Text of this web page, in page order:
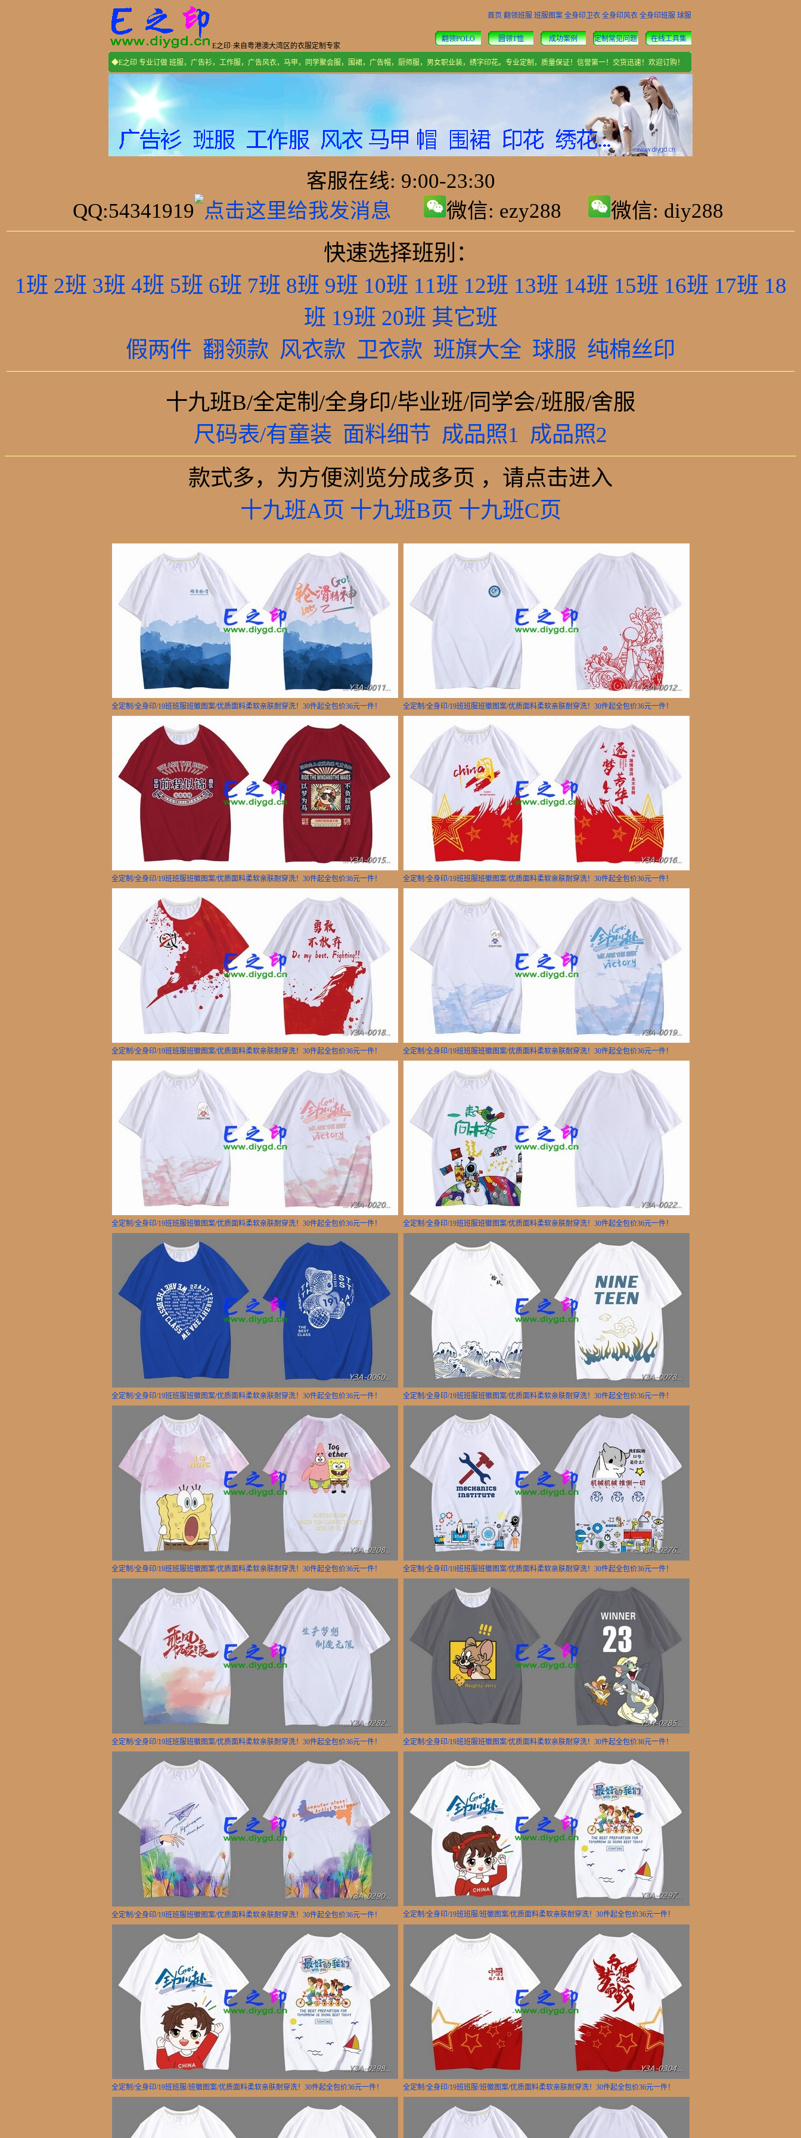
E之印·来自粤港澳大湾区的衣服定制专家
首页 翻领班服 班服图案 全身印卫衣 全身印风衣 全身印班服 球服
翻领POLO 圆领T恤 成功案例 定制常见问题 在线工具集
◆E之印 专业订做 班服，广告衫，工作服，广告风衣，马甲，同学聚会服，围裙，广告帽，厨师服，男女职业装，绣字印花。专业定制，质量保证！信誉第一！交货迅速！欢迎订购！
客服在线: 9:00-23:30
QQ:54341919
微信: ezy288 微信: diy288
快速选择班别：
1班 2班 3班 4班 5班 6班 7班 8班 9班 10班 11班 12班 13班 14班 15班 16班 17班 18
班 19班 20班 其它班
假两件 翻领款 风衣款 卫衣款 班旗大全 球服 纯棉丝印
十九班B/全定制/全身印/毕业班/同学会/班服/舍服
尺码表/有童装 面料细节 成品照1 成品照2
款式多，为方便浏览分成多页 ，请点击进入
十九班A页 十九班B页 十九班C页
全定制/全身印/19班班服班徽图案/优质面料柔软亲肤耐穿洗！30件起全包价36元一件！ 全定制/全身印/19班班服班徽图案/优质面料柔软亲肤耐穿洗！30件起全包价36元一件！
全定制/全身印/19班班服班徽图案/优质面料柔软亲肤耐穿洗！30件起全包价36元一件！ 全定制/全身印/19班班服班徽图案/优质面料柔软亲肤耐穿洗！30件起全包价36元一件！
全定制/全身印/19班班服班徽图案/优质面料柔软亲肤耐穿洗！30件起全包价36元一件！ 全定制/全身印/19班班服班徽图案/优质面料柔软亲肤耐穿洗！30件起全包价36元一件！
全定制/全身印/19班班服班徽图案/优质面料柔软亲肤耐穿洗！30件起全包价36元一件！ 全定制/全身印/19班班服班徽图案/优质面料柔软亲肤耐穿洗！30件起全包价36元一件！
全定制/全身印/19班班服班徽图案/优质面料柔软亲肤耐穿洗！30件起全包价36元一件！ 全定制/全身印/19班班服班徽图案/优质面料柔软亲肤耐穿洗！30件起全包价36元一件！
全定制/全身印/19班班服班徽图案/优质面料柔软亲肤耐穿洗！30件起全包价36元一件！ 全定制/全身印/19班班服班徽图案/优质面料柔软亲肤耐穿洗！30件起全包价36元一件！
全定制/全身印/19班班服班徽图案/优质面料柔软亲肤耐穿洗！30件起全包价36元一件！ 全定制/全身印/19班班服班徽图案/优质面料柔软亲肤耐穿洗！30件起全包价36元一件！
全定制/全身印/19班班服班徽图案/优质面料柔软亲肤耐穿洗！30件起全包价36元一件！ 全定制/全身印/19班班服/班徽图案/优质面料柔软亲肤耐穿洗！30件起全包价36元一件！
全定制/全身印/19班班服/班徽图案/优质面料柔软亲肤耐穿洗！30件起全包价36元一件！ 全定制/全身印/19班班服/班徽图案/优质面料柔软亲肤耐穿洗！30件起全包价36元一件！